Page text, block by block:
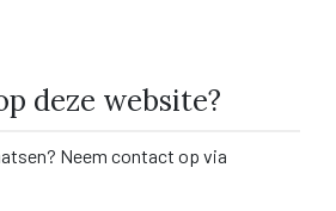
deze website?
Neem contact op via